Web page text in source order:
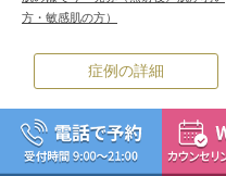
方・敏感肌の方）
症例の詳細